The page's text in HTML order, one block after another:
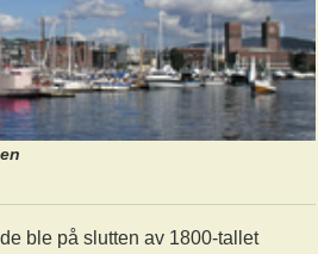
ble på slutten av 1800-tallet